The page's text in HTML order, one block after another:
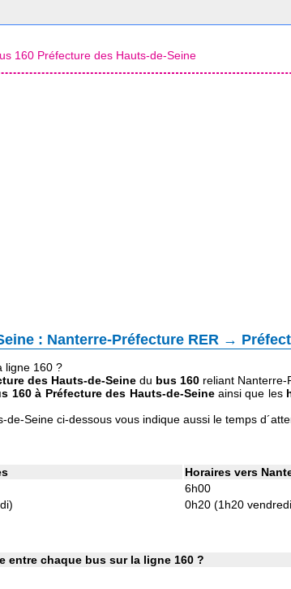
160 Préfecture des Hauts-de-Seine
: Nanterre-Préfecture RER →
ligne 160 ?
des Hauts-de-Seine du bus 160 reliant Nanterre-
160 à Préfecture des Hauts-de-Seineainsi que les
Seine ci-dessous vous indique aussi le temps
Horaires vers
6h00
0h20 (1h20
entre chaque bus sur la ligne 160 ?